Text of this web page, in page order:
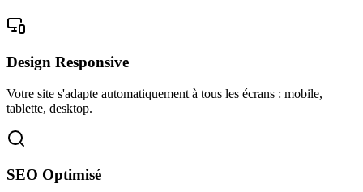
Design Responsive
Votre site s'adapte automatiquement à tous les écrans : mobile,
tablette, desktop.
SEO Optimisé